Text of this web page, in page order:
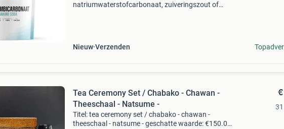
natriumwaterstofcarbonaat, zuiveringszout of
Nieuw Verzenden
Tea Ceremony Set / Chabako - Chawan -
Theeschaal - Natsume -
Titel: tea ceremony set / chabako - chawan -
theeschaal - natsume - geschatte waarde: €150.0